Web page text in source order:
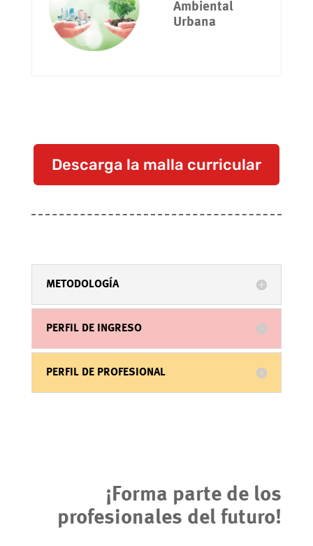
Ambiental
Urbana
Descarga la malla curricular
METODOLOGÍA
PERFIL DE INGRESO
PERFIL DE PROFESIONAL
¡Forma parte de los
profesionales del futuro!